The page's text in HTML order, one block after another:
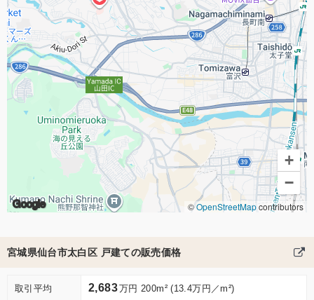
Google
+
−
©OpenStreetMapcontributors
宮城県仙台市太白区 戸建ての販売価格
取引平均 2,683万円 200m² (13.4万円／m²)